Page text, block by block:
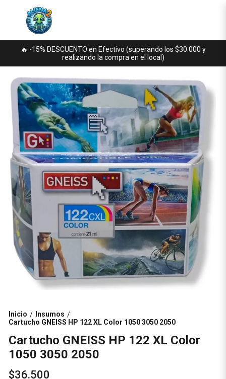
🔥 -15% DESCUENTO en Efectivo (superando los $30.000 y
realizando la compra en el local)
Inicio / Insumos /
Cartucho GNEISS HP 122 XL Color 1050 3050 2050
Cartucho GNEISS HP 122 XL Color
1050 3050 2050
$36.500